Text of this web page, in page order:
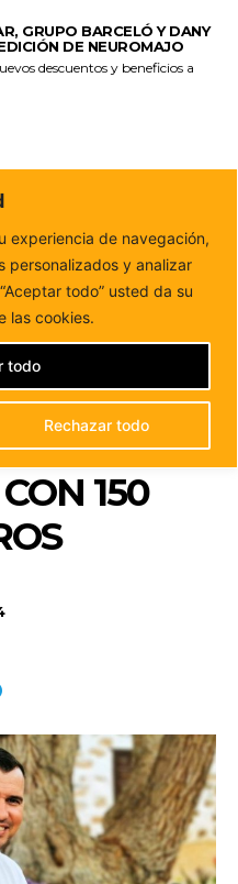
GRUPO BARCELÓ Y DANY
DE NEUROMAJO
descuentos y beneficios a